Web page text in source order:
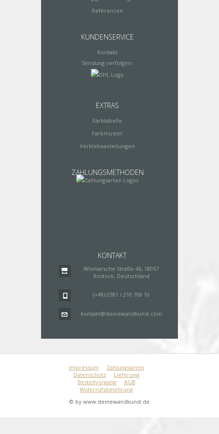
Referenzen
KUNDENSERVICE
Kontakt
Sendung verfolgen:
EXTRAS
Farbtabelle
Farbmuster
Verklebeanleitungen
ZAHLUNGSMETHODEN
KONTAKT
Wismarsche Straße 46, 18057
Rostock, Deutschland
(+49) 0381 / 210 769 10
kontakt@deinewandkunst.com
Impressum
Zahlungsarten
Datenschutz
Lieferung
Bestellvorgang
AGB
Widerrufsbelehrung
© by www.deinewandkunst.de